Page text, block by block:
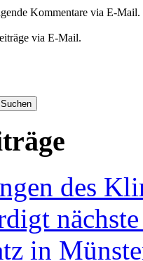
Kommentare via E-Mail.
via E-Mail.
des
in